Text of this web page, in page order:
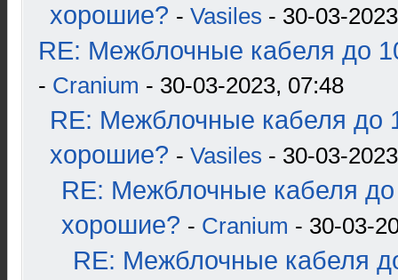
хорошие? - Vasiles - 30-03-
RE: Межблочные кабеля до
- Cranium - 30-03-2023, 07:48
RE: Межблочные кабеля до
хорошие? - Vasiles - 30-03-
RE: Межблочные кабеля до
хорошие? - Cranium - 30-03-
RE: Межблочные кабеля